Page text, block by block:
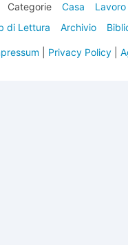
Categorie Casa Lavoro
di Lettura Archivio
Privacy Policy|